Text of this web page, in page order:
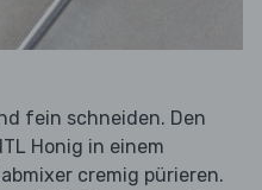
fein schneiden. Den
Honig in einem
cremig pürieren.